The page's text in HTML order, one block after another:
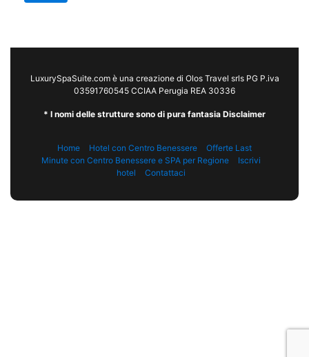
LuxurySpaSuite.com è una creazione di Olos Travel srls PG P.iva
03591760545 CCIAA Perugia REA 30336
* I nomi delle strutture sono di pura fantasia Disclaimer
Home Hotel con Centro Benessere
Offerte Last
Minute con Centro Benessere e SPA per Regione
Iscrivi
hotel
Contattaci